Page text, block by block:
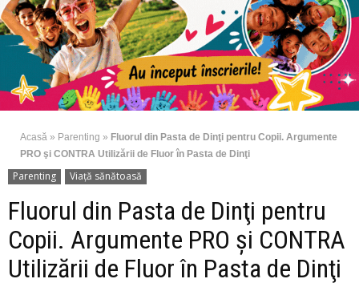
Acasă » Parenting » Fluorul din Pasta de Dinţi pentru Copii. Argumente
PRO şi CONTRA Utilizării de Fluor în Pasta de Dinţi
Parenting Viaţă sănătoasă
Fluorul din Pasta de Dinţi pentru
Copii. Argumente PRO şi CONTRA
Utilizării de Fluor în Pasta de Dinţi